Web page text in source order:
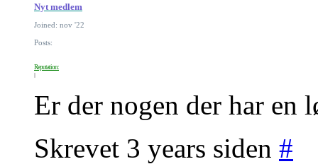
Nyt medlem
Joined: nov '22
Posts:
Reputation:
Er der nogen der har en
Skrevet 3 years siden #